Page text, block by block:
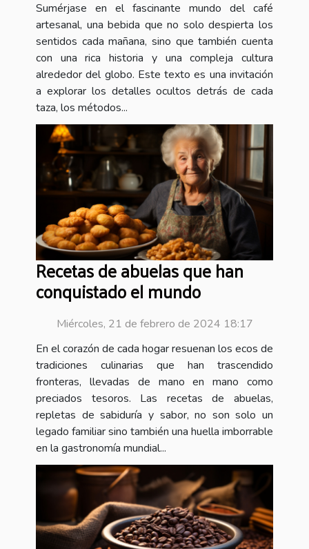
Sumérjase en el fascinante mundo del café
artesanal, una bebida que no solo despierta los
sentidos cada mañana, sino que también cuenta
con una rica historia y una compleja cultura
alrededor del globo. Este texto es una invitación
a explorar los detalles ocultos detrás de cada
taza, los métodos...
Recetas de abuelas que han
conquistado el mundo
Miércoles, 21 de febrero de 2024 18:17
En el corazón de cada hogar resuenan los ecos de
tradiciones culinarias que han trascendido
fronteras, llevadas de mano en mano como
preciados tesoros. Las recetas de abuelas,
repletas de sabiduría y sabor, no son solo un
legado familiar sino también una huella imborrable
en la gastronomía mundial...